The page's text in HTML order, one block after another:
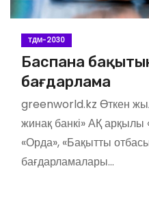
ТДМ-2030
Баспана
бағдарлама
greenworld.kz Өткен
жинақ банкі» АҚ
«Орда», «Бақытты
бағдарламалары…